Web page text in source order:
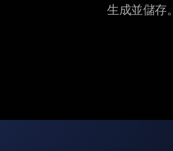
生成並儲存。